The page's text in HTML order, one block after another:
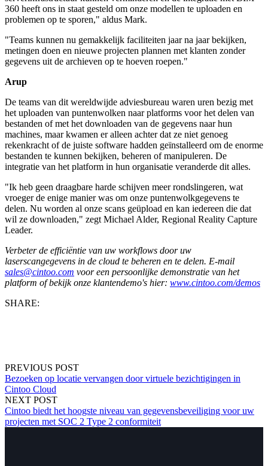
360 heeft ons in staat gesteld om onze modellen te uploaden en
problemen op te sporen," aldus Mark.
"Teams kunnen nu gemakkelijk faciliteiten jaar na jaar bekijken,
metingen doen en nieuwe projecten plannen met klanten zonder
gegevens uit de archieven op te hoeven roepen."
Arup
De teams van dit wereldwijde adviesbureau waren uren bezig met
het uploaden van puntenwolken naar platforms voor het delen van
bestanden of met het downloaden van de gegevens naar hun
machines, maar kwamen er alleen achter dat ze niet genoeg
rekenkracht of de juiste software hadden geïnstalleerd om de enorme
bestanden te kunnen bekijken, beheren of manipuleren. De
integratie van het platform in hun organisatie veranderde dit alles.
"Ik heb geen draagbare harde schijven meer rondslingeren, wat
vroeger de enige manier was om onze puntenwolkgegevens te
delen. Nu worden al onze scans geüpload en kan iedereen die dat
wil ze downloaden," zegt Michael Alder, Regional Reality Capture
Leader.
Verbeter de efficiëntie van uw workflows door uw
laserscangegevens in de cloud te beheren en te delen. E-mail
sales@cintoo.com voor een persoonlijke demonstratie van het
platform of bekijk onze klantendemo's hier: www.cintoo.com/demos
SHARE:
PREVIOUS POST
Bezoeken op locatie vervangen door virtuele bezichtigingen in
Cintoo Cloud
NEXT POST
Cintoo biedt het hoogste niveau van gegevensbeveiliging voor uw
projecten met SOC 2 Type 2 conformiteit